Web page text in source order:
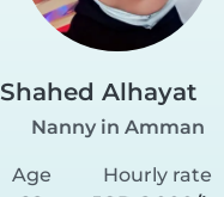
Shahed Alhayat
Nanny in Amman
Age
Hourly rate